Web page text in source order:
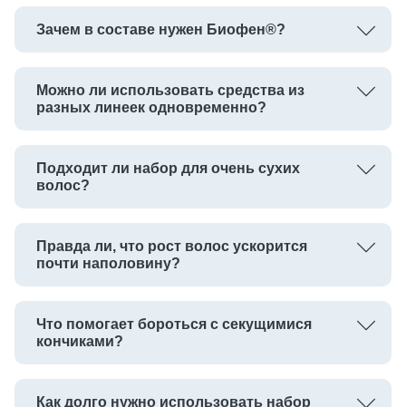
Зачем в составе нужен Биофен®?
Можно ли использовать средства из
разных линеек одновременно?
Подходит ли набор для очень сухих
волос?
Правда ли, что рост волос ускорится
почти наполовину?
Что помогает бороться с секущимися
кончиками?
Как долго нужно использовать набор